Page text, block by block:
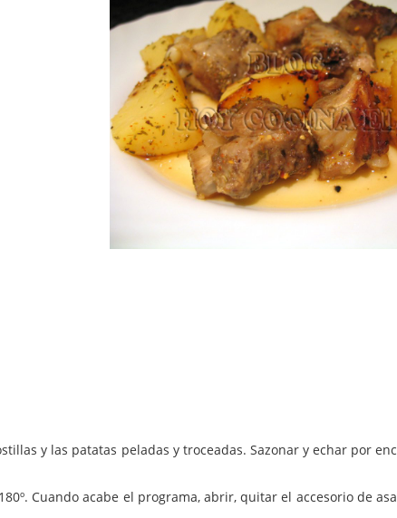
y las patatas peladas y troceadas. Sazonar y echar por
Cuando acabe el programa, abrir, quitar el accesorio de